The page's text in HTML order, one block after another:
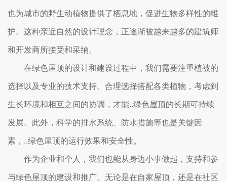
也为城市的野生动植物提供了栖息地，促进生物多样性的维
护。这种亲近自然的设计理念，正逐渐被越来越多的建筑师
和开发商所接受和采纳。
在绿色屋顶的设计和建设过程中，我们需要注重植被的
选择以及专业的技术支持。合理选择搭配各类植物，考虑到
生长环境和相互之间的协调，才能..绿色屋顶的长期可持续
发展。此外，科学的排水系统、防水措施等也是关键因
素，..绿色屋顶的运行效果和安全性。
作为企业和个人，我们也能从身边小事做起，支持和参
与绿色屋顶的建设和推广。无论是在自家屋顶，还是在社区